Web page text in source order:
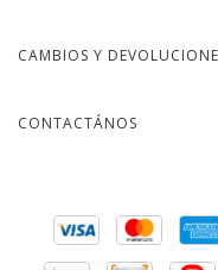
CAMBIOS Y
CONTACTÁNOS